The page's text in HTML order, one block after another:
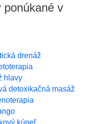
ponúkané v
drenáž
hlavy
detoxikačná masáž
kúpeľ